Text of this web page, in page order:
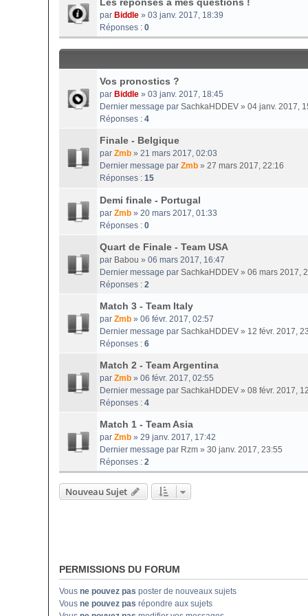
par Biddle » 03 janv. 2017, 18:39
Réponses : 0
Vos pronostics ?
par Biddle » 03 janv. 2017, 18:45
Dernier message par SachkaHDDEV » 04 janv. 2017,
Réponses : 4
Finale - Belgique
par Zmb » 21 mars 2017, 02:03
Dernier message par Zmb » 27 mars 2017, 22:16
Réponses : 15
Demi finale - Portugal
par Zmb » 20 mars 2017, 01:33
Réponses : 0
Quart de Finale - Team USA
par Babou » 06 mars 2017, 16:47
Dernier message par SachkaHDDEV » 06 mars 2017,
Réponses : 2
Match 3 - Team Italy
par Zmb » 06 févr. 2017, 02:57
Dernier message par SachkaHDDEV » 12 févr. 2017,
Réponses : 6
Match 2 - Team Argentina
par Zmb » 06 févr. 2017, 02:55
Dernier message par SachkaHDDEV » 08 févr. 2017,
Réponses : 4
Match 1 - Team Asia
par Zmb » 29 janv. 2017, 17:42
Dernier message par Rzm » 30 janv. 2017, 23:55
Réponses : 2
Nouveau Sujet
PERMISSIONS DU FORUM
Vous ne pouvez pas poster de nouveaux sujets
Vous ne pouvez pas répondre aux sujets